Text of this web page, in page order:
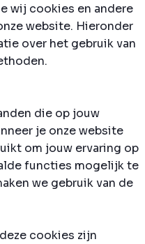
wij cookies en andere
website. Hieronder
over het gebruik van
die op jouw
je onze website
om jouw ervaring op
functies mogelijk te
we gebruik van de
cookies zijn